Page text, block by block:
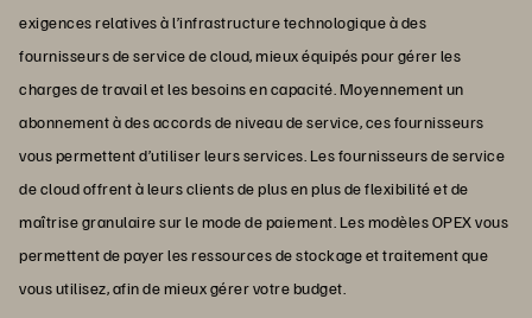
exigences relatives à l’infrastructure technologique à des
fournisseurs de service de cloud, mieux équipés pour gérer les
charges de travail et les besoins en capacité. Moyennement un
abonnement à des accords de niveau de service, ces fournisseurs
vous permettent d’utiliser leurs services. Les fournisseurs de service
de cloud offrent à leurs clients de plus en plus de flexibilité et de
maîtrise granulaire sur le mode de paiement. Les modèles OPEX vous
permettent de payer les ressources de stockage et traitement que
vous utilisez, afin de mieux gérer votre budget.